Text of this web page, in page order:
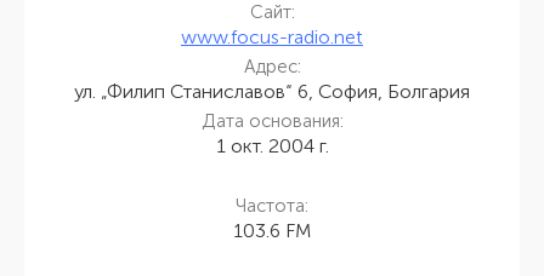
Сайт:
www.focus-radio.net
Адрес:
ул. „Филип Станиславов“ 6, София, Болгария
Дата основания:
1 окт. 2004 г.
Частота:
103.6 FM